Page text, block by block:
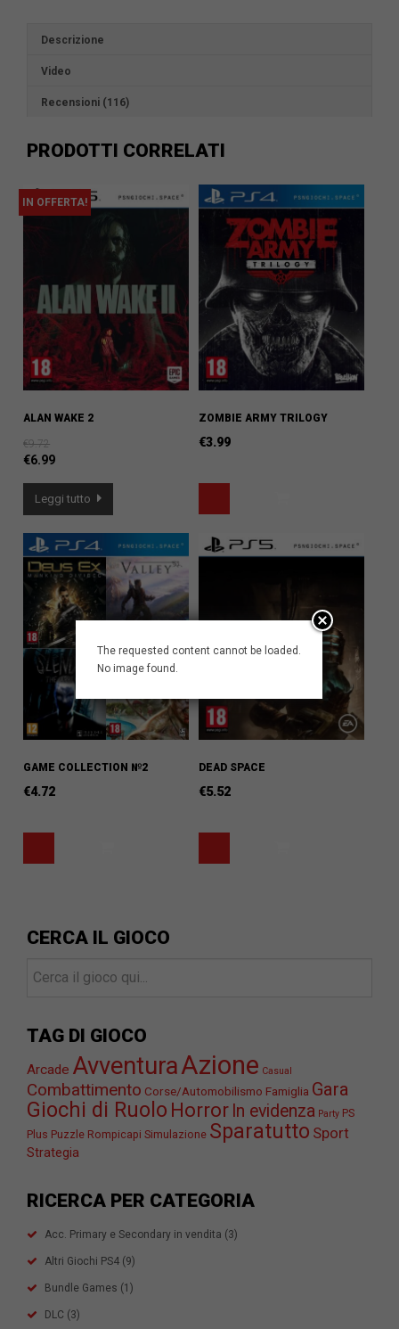
Descrizione
Video
Recensioni (116)
PRODOTTI CORRELATI
IN OFFERTA!
ALAN WAKE 2
€9.72
€6.99
Leggi tutto
ZOMBIE ARMY TRILOGY
€3.99
GAME COLLECTION №2
€4.72
DEAD SPACE
€5.52
CERCA IL GIOCO
TAG DI GIOCO
Arcade AvventuraAzione Casual
Combattimento Corse/Automobilismo Famiglia Gara
Giochi di Ruolo Horror In evidenza Party PS
Plus Puzzle Rompicapi Simulazione Sparatutto Sport
Strategia
RICERCA PER CATEGORIA
Acc. Primary e Secondary in vendita (3)
Altri Giochi PS4 (9)
Bundle Games (1)
DLC (3)
The requested content cannot be loaded.
No image found.